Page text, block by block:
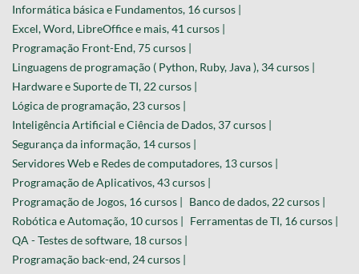
Informática básica e Fundamentos, 16 cursos |
Excel, Word, LibreOffice e mais, 41 cursos |
Programação Front-End, 75 cursos |
Linguagens de programação ( Python, Ruby, Java ), 34 cursos |
Hardware e Suporte de TI, 22 cursos |
Lógica de programação, 23 cursos |
Inteligência Artificial e Ciência de Dados, 37 cursos |
Segurança da informação, 14 cursos |
Servidores Web e Redes de computadores, 13 cursos |
Programação de Aplicativos, 43 cursos |
Programação de Jogos, 16 cursos | Banco de dados, 22 cursos |
Robótica e Automação, 10 cursos | Ferramentas de TI, 16 cursos |
QA - Testes de software, 18 cursos |
Programação back-end, 24 cursos |